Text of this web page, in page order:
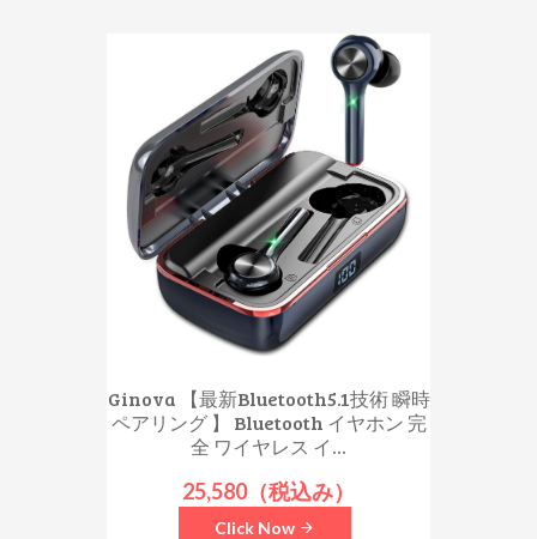
Ginova 【最新Bluetooth5.1技術 瞬時
ペアリング 】 Bluetooth イヤホン 完
全 ワイヤレス イ...
25,580（税込み）
Click Now